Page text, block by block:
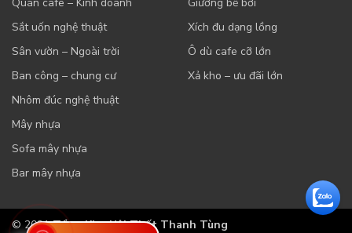
Sắt uốn nghệ thuật
Sân vườn – Ngoài trời
Ban công – chung cư
Nhôm đúc nghệ thuật
Mây nhựa
Sofa mây nhựa
Bar mây nhựa
Xích đu dạng lồng
Ô dù cafe cỡ lớn
Xả kho – ưu đãi lớn
© 2021Tổng Kho Nội Thất Thanh Tùng